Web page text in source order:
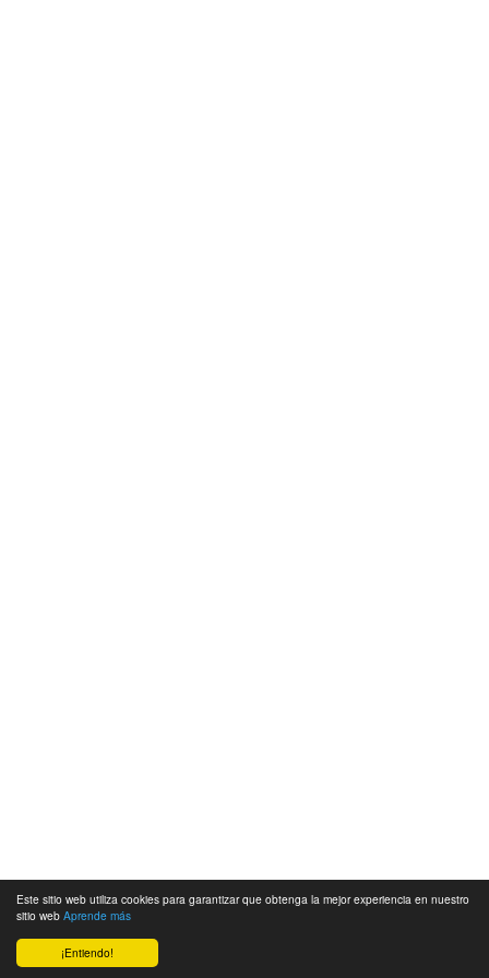
¡Entiendo!
Este sitio web utiliza cookies para garantizar que obtenga la mejor experiencia en nuestro
sitio web Aprende más